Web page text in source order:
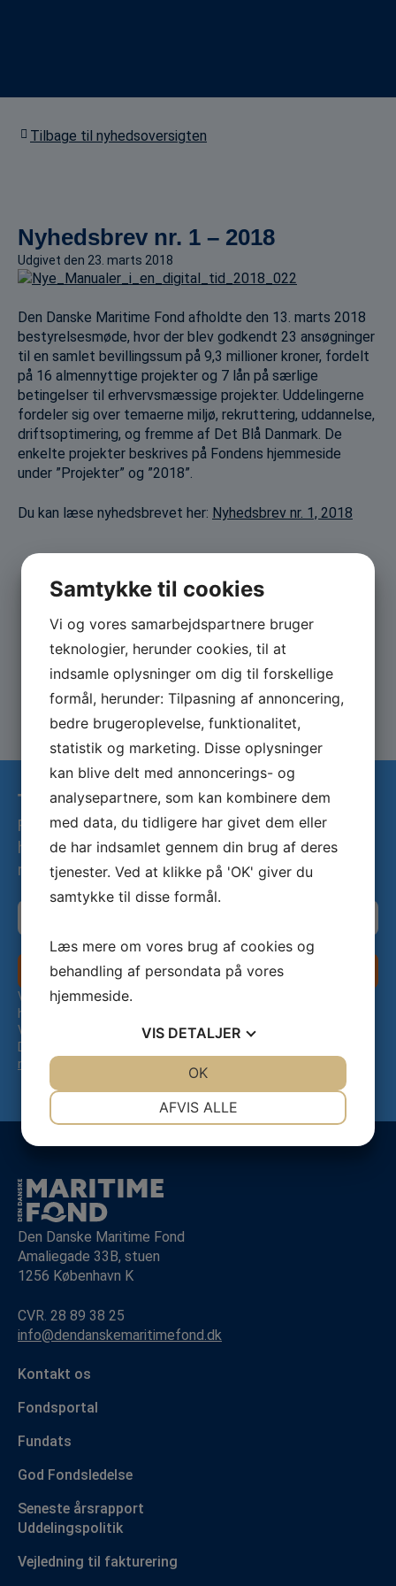
Tilbage til nyhedsoversigten
Nyhedsbrev nr. 1 – 2018
Udgivet den 23. marts 2018
Den Danske Maritime Fond afholdte den 13. marts 2018
bestyrelsesmøde, hvor der blev godkendt 23 ansøgninger
til en samlet bevillingssum på 9,3 millioner kroner, fordelt
på 16 almennyttige projekter og 7 lån på særlige
betingelser til erhvervsmæssige projekter. Uddelingerne
fordeler sig over temaerne miljø, rekruttering, uddannelse,
driftsoptimering, og fremme af Det Blå Danmark. De
enkelte projekter beskrives på Fondens hjemmeside
under ”Projekter” og ”2018”.
Du kan læse nyhedsbrevet her: Nyhedsbrev nr. 1, 2018
Næste
Tilbage til nyhedsoversigten
Tilmeld dig vores nyhedsbrev
Fire gange om året udsender vi vores nyhedsbrev,
hvor I kan læse mere om de projekter, der
modtager økonomisk støtte.
Tilmeld dig nyhedsbrevet
Ved tilmelding til nyhedsbrevet bekræfter du samtidig, at du
har læst og accepteret vores
Vil du ændre, hvordan du modtager mails fra os?
Du kan
nyhedsbrevet.
Den Danske Maritime Fond
Amaliegade 33B, stuen
1256 København K
CVR. 28 89 38 25
info@dendanskemaritimefond.dk
Kontakt os
Fondsportal
Fundats
God Fondsledelse
Seneste årsrapport
Uddelingspolitik
Vejledning til fakturering
Samtykke til cookies
Vi og vores samarbejdspartnere bruger
teknologier, herunder cookies, til at
indsamle oplysninger om dig til forskellige
formål, herunder: Tilpasning af annoncering,
bedre brugeroplevelse, funktionalitet,
statistik og marketing. Disse oplysninger
kan blive delt med annoncerings- og
analysepartnere, som kan kombinere dem
med data, du tidligere har givet dem eller
de har indsamlet gennem din brug af deres
tjenester. Ved at klikke på 'OK' giver du
samtykke til disse formål.
Læs mere om vores brug af cookies og
behandling af persondata på vores
hjemmeside.
VIS DETALJER
AFVIS ALLE
OK